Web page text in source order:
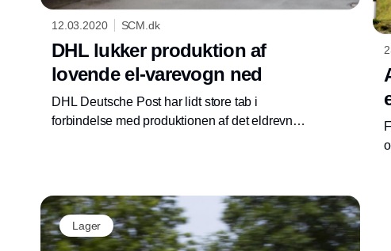
12.03.2020 SCM.dk
DHL lukker produktion af
lovende el-varevogn ned
DHL Deutsche Post har lidt store tab i
forbindelse med produktionen af det eldrevne
Lager